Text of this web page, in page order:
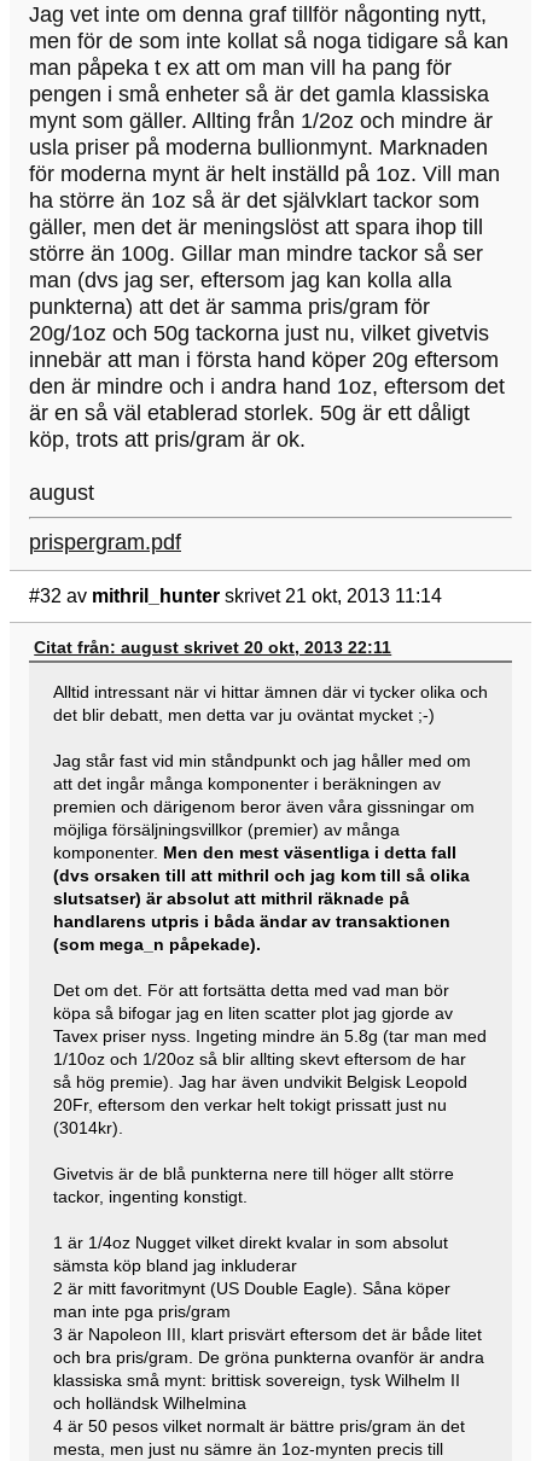
Jag vet inte om denna graf tillför någonting nytt,
men för de som inte kollat så noga tidigare så kan
man påpeka t ex att om man vill ha pang för
pengen i små enheter så är det gamla klassiska
mynt som gäller. Allting från 1/2oz och mindre är
usla priser på moderna bullionmynt. Marknaden
för moderna mynt är helt inställd på 1oz. Vill man
ha större än 1oz så är det självklart tackor som
gäller, men det är meningslöst att spara ihop till
större än 100g. Gillar man mindre tackor så ser
man (dvs jag ser, eftersom jag kan kolla alla
punkterna) att det är samma pris/gram för
20g/1oz och 50g tackorna just nu, vilket givetvis
innebär att man i första hand köper 20g eftersom
den är mindre och i andra hand 1oz, eftersom det
är en så väl etablerad storlek. 50g är ett dåligt
köp, trots att pris/gram är ok.
august
prispergram.pdf
#32 av mithril_hunter skrivet 21 okt, 2013 11:14
Citat från: august skrivet 20 okt, 2013 22:11
Alltid intressant när vi hittar ämnen där vi tycker olika och
det blir debatt, men detta var ju oväntat mycket ;-)
Jag står fast vid min ståndpunkt och jag håller med om
att det ingår många komponenter i beräkningen av
premien och därigenom beror även våra gissningar om
möjliga försäljningsvillkor (premier) av många
komponenter. Men den mest väsentliga i detta fall
(dvs orsaken till att mithril och jag kom till så olika
slutsatser) är absolut att mithril räknade på
handlarens utpris i båda ändar av transaktionen
(som mega_n påpekade).
Det om det. För att fortsätta detta med vad man bör
köpa så bifogar jag en liten scatter plot jag gjorde av
Tavex priser nyss. Ingeting mindre än 5.8g (tar man med
1/10oz och 1/20oz så blir allting skevt eftersom de har
så hög premie). Jag har även undvikit Belgisk Leopold
20Fr, eftersom den verkar helt tokigt prissatt just nu
(3014kr).
Givetvis är de blå punkterna nere till höger allt större
tackor, ingenting konstigt.
1 är 1/4oz Nugget vilket direkt kvalar in som absolut
sämsta köp bland jag inkluderar
2 är mitt favoritmynt (US Double Eagle). Såna köper
man inte pga pris/gram
3 är Napoleon III, klart prisvärt eftersom det är både litet
och bra pris/gram. De gröna punkterna ovanför är andra
klassiska små mynt: brittisk sovereign, tysk Wilhelm II
och holländsk Wilhelmina
4 är 50 pesos vilket normalt är bättre pris/gram än det
mesta, men just nu sämre än 1oz-mynten precis till